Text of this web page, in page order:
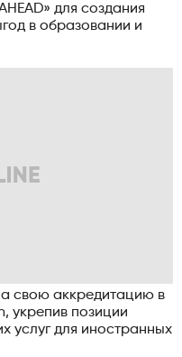
для создания
в образовании и
свою аккредитацию в
укрепив позиции
услуг для иностранных